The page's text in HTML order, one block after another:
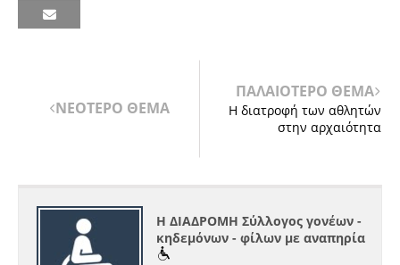
ΝΕΟΤΕΡΟ ΘΕΜΑ
ΠΑΛΑΙΟΤΕΡΟ ΘΕΜΑ
Η διατροφή των αθλητών
στην αρχαιότητα
Η ΔΙΑΔΡΟΜΗ Σύλλογος γονέων -
κηδεμόνων - φίλων με αναπηρία